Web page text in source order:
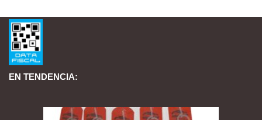
EN TENDENCIA: